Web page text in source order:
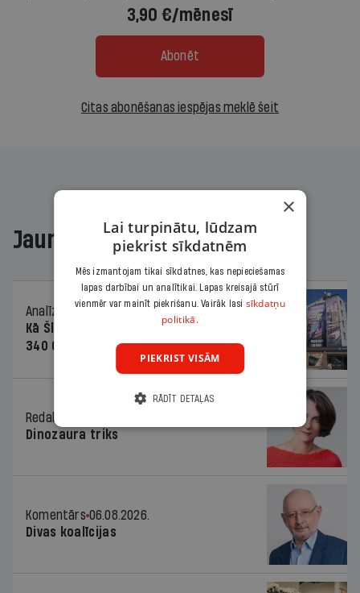
3,90 €/mēnesī
Abonēt
Citas abonēšanas iespējas meklē šeit
Jaunākajā žurnālā
Analīze
06.08.2026.
Kā Šlesera partija palika nesodīta par
340 000 vērtu reklāmas kampaņu
Redaktores sleja
Dinozaura triks
Komentārs 06.08.2026.
Divas koalīcijas
×
Lai turpinātu, lūdzam
piekrist sīkdatnēm
Mēs izmantojam tikai sīkdatnes, kas nepieciešamas
lapas darbībai un analītikai. Lapas kreisajā stūrī
vienmēr var mainīt piekrišanu. Vairāk lasi sīkdatņu
politikā.
PIEKRIST VISĀM
RĀDĪT DETAĻAS